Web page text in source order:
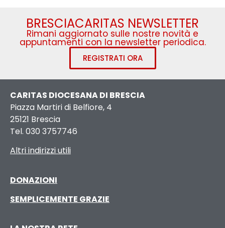
BRESCIACARITAS NEWSLETTER
Rimani aggiornato sulle nostre novità e
appuntamenti con la newsletter periodica.
REGISTRATI ORA
CARITAS DIOCESANA DI BRESCIA
Piazza Martiri di Belfiore, 4
25121 Brescia
Tel. 030 3757746
Altri indirizzi utili
DONAZIONI
SEMPLICEMENTE GRAZIE